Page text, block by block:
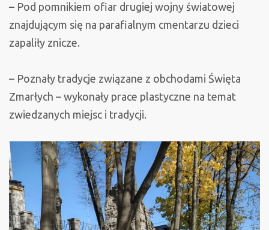
– Pod pomnikiem ofiar drugiej wojny światowej
znajdującym się na parafialnym cmentarzu dzieci
zapaliły znicze.
– Poznały tradycje związane z obchodami Święta
Zmarłych – wykonały prace plastyczne na temat
zwiedzanych miejsc i tradycji.